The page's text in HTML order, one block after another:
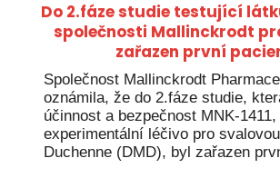
Do 2.fáze studie testující
společnosti Mallinckrodt
zařazen první
Společnost Mallinckrodt
oznámila, že do 2.fáze studie,
účinnost a bezpečnost MNK-
experimentální léčivo pro
Duchenne (DMD), byl zařazen